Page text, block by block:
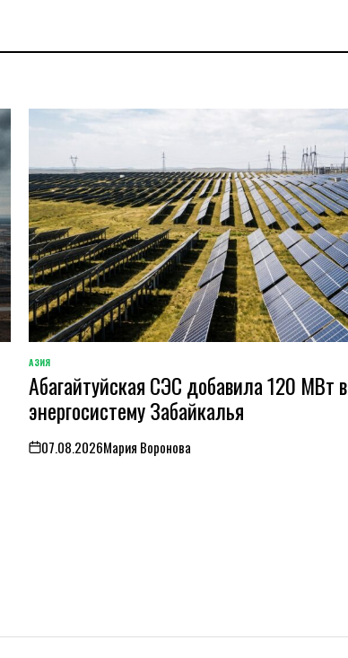
ОПУБЛИКОВАНО
В
АЗИЯ
Абагайтуйская СЭС добавила 120 МВт в
энергосистему Забайкалья
on07.08.2026Мария Воронова